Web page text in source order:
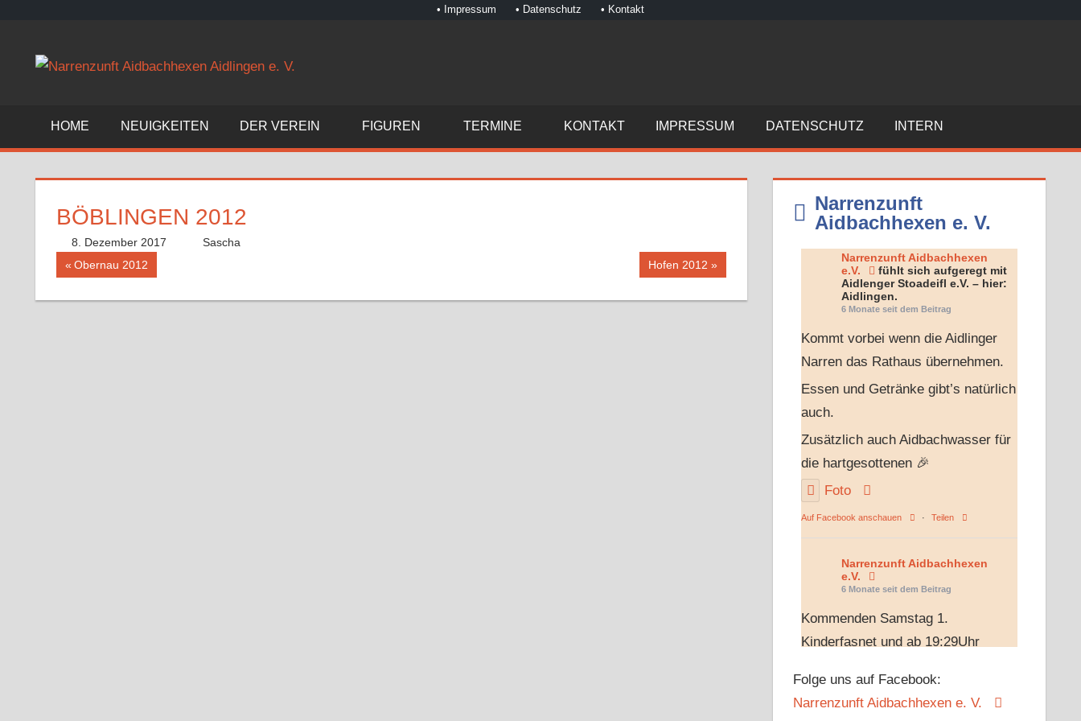
• Impressum • Datenschutz • Kontakt
©
Aidlingen
HOME NEUIGKEITEN DER VEREIN FIGUREN TERMINE KONTAKT IMPRESSUM DATENSCHUTZ INTERN
BÖBLINGEN 2012
8. Dezember 2017 Sascha
Beitragsnavigation
Vorheriger
Obernau 2012
Nächster
Hofen 2012
Narrenzunft
Aidbachhexen e. V.
Narrenzunft Aidbachhexen
e.V.
fühlt sich aufgeregt mit
Aidlenger Stoadeifl e.V. – hier:
Aidlingen.
6 Monate seit dem Beitrag
Kommt vorbei wenn die Aidlinger
Narren das Rathaus übernehmen.
Essen und Getränke gibt’s natürlich
auch.
Zusätzlich auch Aidbachwasser für
die hartgesottenen 🎉
Foto
Auf Facebook anschauen · Teilen
Narrenzunft Aidbachhexen
e.V.
6 Monate seit dem Beitrag
Kommenden Samstag 1.
Kinderfasnet und ab 19:29Uhr
jeder ab 18 kommt rein und kann
mitfeiern
Folge uns auf Facebook:
Narrenzunft Aidbachhexen e. V.